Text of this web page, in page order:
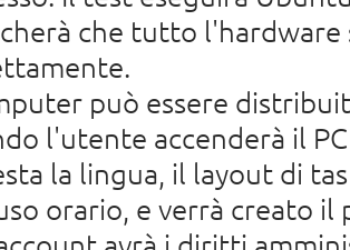
che tutto
può essere
l'utente accenderà il
la lingua, il layout di
orario, e verrà creato